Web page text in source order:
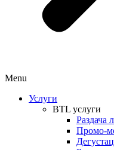
Menu
Услуги
BTL услуги
Раздача
Промо-